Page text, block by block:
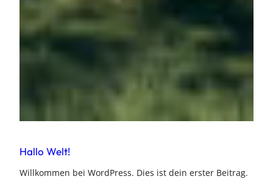
Hallo Welt!
Willkommen bei WordPress. Dies ist dein erster Beitrag.